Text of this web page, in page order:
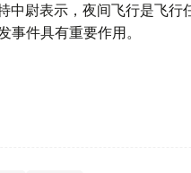
中尉表示，夜间飞行是飞
事件具有重要作用。